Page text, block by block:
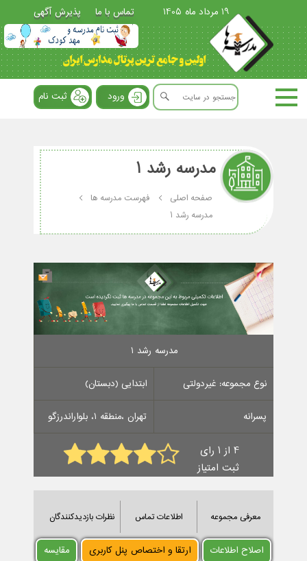
19 مرداد ماه 1405 تماس با ما پذیرش آگهی
ورود ثبت نام
مدرسه رشد 1
صفحه اصلی
فهرست مدرسه ها
مدرسه رشد 1
مدرسه رشد 1
نوع مجموعه: غیردولتی ابتدایی (دبستان)
پسرانه تهران ،منطقه 1، بلواراندرزگو
4 از 1 رای
ثبت امتیاز
معرفی مجموعه اطلاعات تماس نظرات بازدیدکنندگان
اصلاح اطلاعات ارتقا و اختصاص پنل کاربری مقایسه